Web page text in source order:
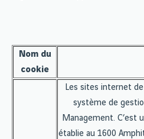
Nom du
cookie
Les sites internet
système de
Management. C’est
établie au 1600